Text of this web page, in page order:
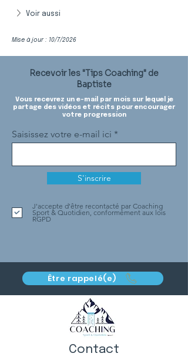
Voir aussi
Mise à jour : 10/7/2026
Recevoir les "Tips Coaching" de
Baptiste
Vous recevrez un e-mail par mois sur lequel je
partage des vidéos et récits pour encourager
votre progression
Saisissez votre e-mail ici
S'inscrire
J'accepte d'être recontacté par Coaching
Sport & Quotidien, conformément aux lois
RGPD
Être rappelé(e)
Contact